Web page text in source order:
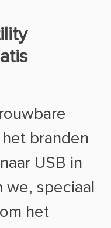
branden
USB in
we, speciaal
het